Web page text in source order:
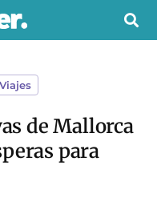
Viajes
de Mallorca
para